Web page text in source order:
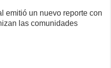
emitió un nuevo reporte con
las comunidades